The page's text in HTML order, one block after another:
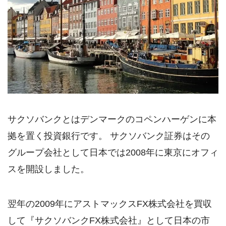
サクソバンクとはデンマークのコペンハーゲンに本
拠を置く投資銀行です。 サクソバンク証券はその
グループ会社として日本では2008年に東京にオフィ
スを開設しました。
翌年の2009年にアストマックスFX株式会社を買収
して『サクソバンクFX株式会社』として日本の市